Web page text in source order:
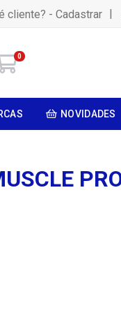
cliente? - Cadastrar |
0
NOVIDADES